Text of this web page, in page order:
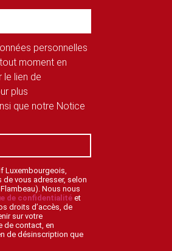
personnelles
moment en
le lien de
plus
que notre Notice
Luxembourgeois,
vous adresser, selon
Nous nous
de confidentialité et
droits d’accès, de
sur votre
de contact, en
de désinscription que